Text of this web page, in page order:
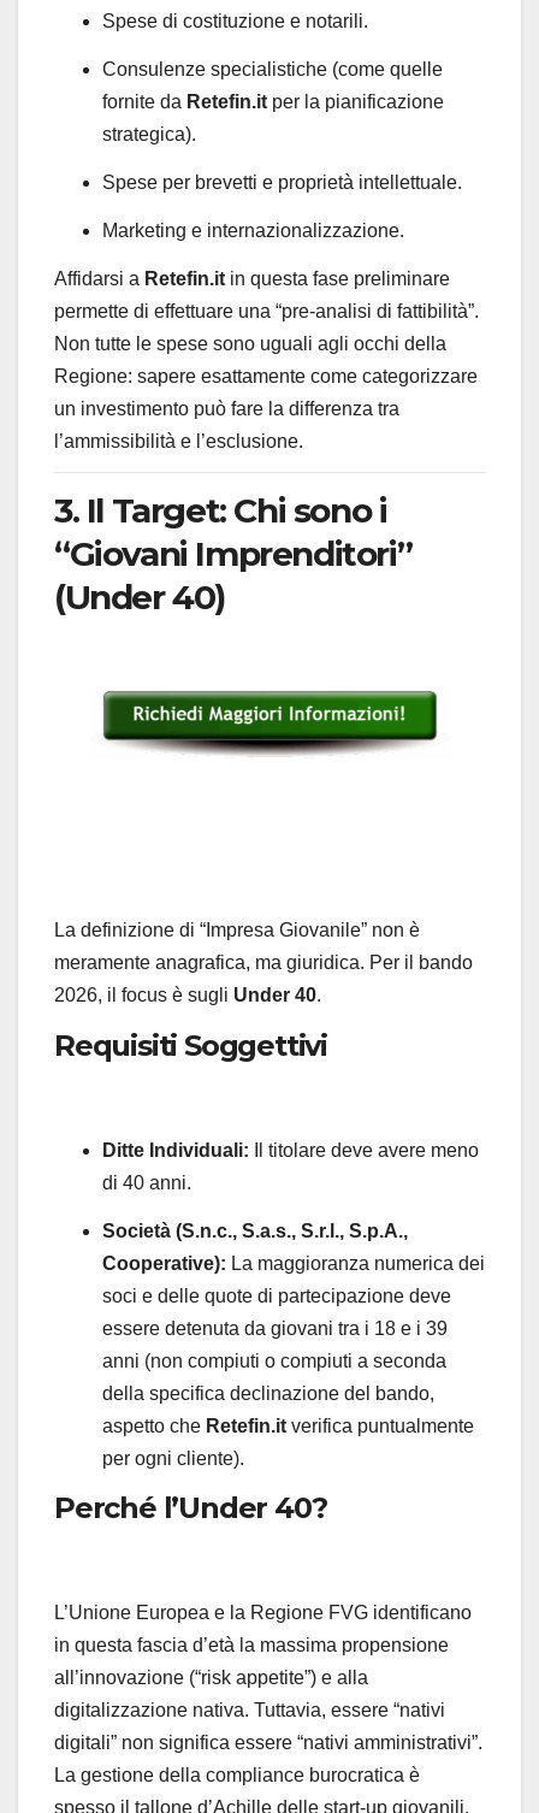
Spese di costituzione e notarili.
Consulenze specialistiche (come quelle
fornite da Retefin.it per la pianificazione
strategica).
Spese per brevetti e proprietà intellettuale.
Marketing e internazionalizzazione.
Affidarsi a Retefin.it in questa fase preliminare
permette di effettuare una “pre-analisi di fattibilità”.
Non tutte le spese sono uguali agli occhi della
Regione: sapere esattamente come categorizzare
un investimento può fare la differenza tra
l’ammissibilità e l’esclusione.
3. Il Target: Chi sono i
“Giovani Imprenditori”
(Under 40)
La definizione di “Impresa Giovanile” non è
meramente anagrafica, ma giuridica. Per il bando
2026, il focus è sugli Under 40.
Requisiti Soggettivi
Ditte Individuali: Il titolare deve avere meno
di 40 anni.
Società (S.n.c., S.a.s., S.r.l., S.p.A.,
Cooperative): La maggioranza numerica dei
soci e delle quote di partecipazione deve
essere detenuta da giovani tra i 18 e i 39
anni (non compiuti o compiuti a seconda
della specifica declinazione del bando,
aspetto che Retefin.it verifica puntualmente
per ogni cliente).
Perché l’Under 40?
L’Unione Europea e la Regione FVG identificano
in questa fascia d’età la massima propensione
all’innovazione (“risk appetite”) e alla
digitalizzazione nativa. Tuttavia, essere “nativi
digitali” non significa essere “nativi amministrativi”.
La gestione della compliance burocratica è
spesso il tallone d’Achille delle start-up giovanili.